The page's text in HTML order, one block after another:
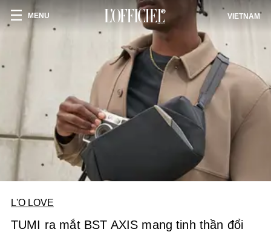
MENU VIETNAM
L'O LOVE
TUMI ra mắt BST AXIS mang tinh thần đổi